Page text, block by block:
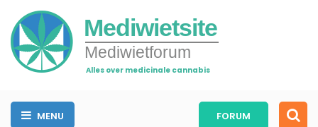
Mediwietsite
Mediwietforum
Alles over medicinale cannabis
MENU FORUM